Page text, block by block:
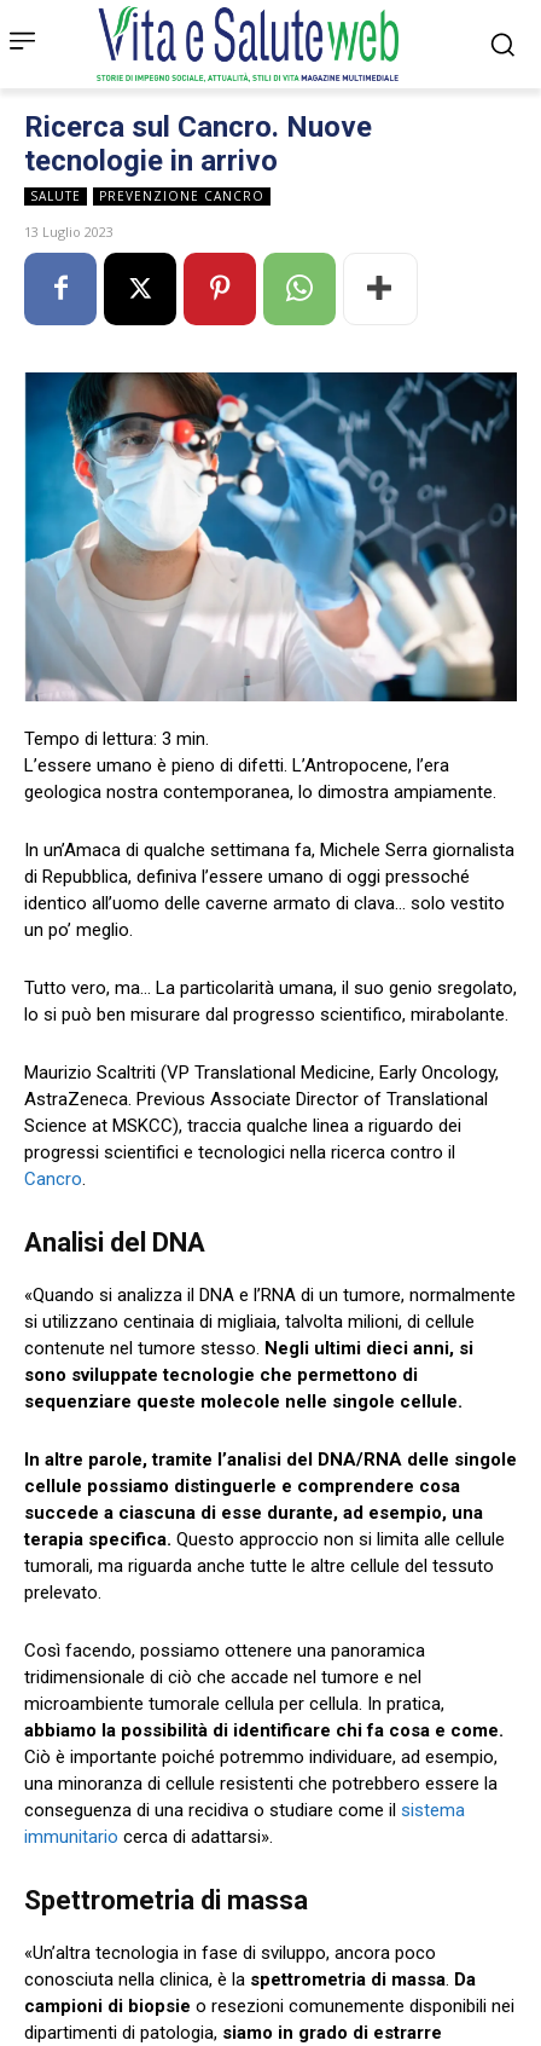
Ricerca sul Cancro. Nuove
tecnologie in arrivo
SALUTE PREVENZIONE CANCRO
13 Luglio 2023
L’essere umano è pieno di difetti. L’Antropocene, l’era
geologica nostra contemporanea, lo dimostra ampiamente.
In un’Amaca di qualche settimana fa, Michele Serra giornalista
di Repubblica, definiva l’essere umano di oggi pressoché
identico all’uomo delle caverne armato di clava… solo vestito
un po’ meglio.
Tutto vero, ma… La particolarità umana, il suo genio sregolato,
lo si può ben misurare dal progresso scientifico, mirabolante.
Maurizio Scaltriti (VP Translational Medicine, Early Oncology,
AstraZeneca. Previous Associate Director of Translational
Science at MSKCC), traccia qualche linea a riguardo dei
progressi scientifici e tecnologici nella ricerca contro il
Cancro.
Analisi del DNA
«Quando si analizza il DNA e l’RNA di un tumore, normalmente
si utilizzano centinaia di migliaia, talvolta milioni, di cellule
contenute nel tumore stesso. Negli ultimi dieci anni, si
sono sviluppate tecnologie che permettono di
sequenziare queste molecole nelle singole cellule.
In altre parole, tramite l’analisi del DNA/RNA delle singole
cellule possiamo distinguerle e comprendere cosa
succede a ciascuna di esse durante, ad esempio, una
terapia specifica. Questo approccio non si limita alle cellule
tumorali, ma riguarda anche tutte le altre cellule del tessuto
prelevato.
Così facendo, possiamo ottenere una panoramica
tridimensionale di ciò che accade nel tumore e nel
microambiente tumorale cellula per cellula. In pratica,
abbiamo la possibilità di identificare chi fa cosa e come.
Ciò è importante poiché potremmo individuare, ad esempio,
una minoranza di cellule resistenti che potrebbero essere la
conseguenza di una recidiva o studiare come il sistema
immunitario cerca di adattarsi».
Spettrometria di massa
«Un’altra tecnologia in fase di sviluppo, ancora poco
conosciuta nella clinica, è la spettrometria di massa. Da
campioni di biopsie o resezioni comunemente disponibili nei
dipartimenti di patologia, siamo in grado di estrarre